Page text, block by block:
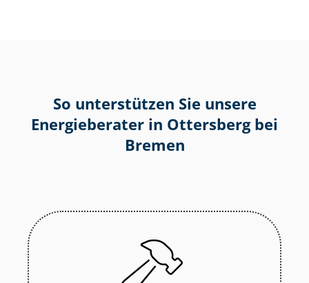
So unterstützen Sie unsere
Energieberater in Ottersberg bei
Bremen